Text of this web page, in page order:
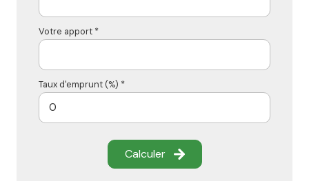
Votre apport *
Taux d'emprunt (%) *
Calculer